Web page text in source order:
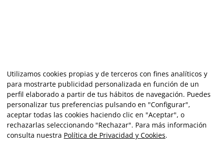
Utilizamos cookies propias y de terceros con fines analíticos y
para mostrarte publicidad personalizada en función de un
perfil elaborado a partir de tus hábitos de navegación. Puedes
personalizar tus preferencias pulsando en "Configurar",
aceptar todas las cookies haciendo clic en "Aceptar", o
rechazarlas seleccionando "Rechazar". Para más información
consulta nuestra Política de Privacidad y Cookies.